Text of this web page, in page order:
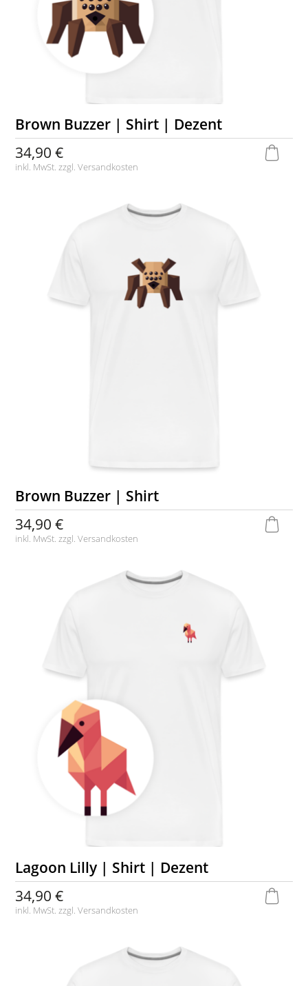
Brown Buzzer | Shirt | Dezent
34,90 €
inkl. MwSt. zzgl.Versandkosten
Brown Buzzer | Shirt
34,90 €
inkl. MwSt. zzgl.Versandkosten
Lagoon Lilly | Shirt | Dezent
34,90 €
inkl. MwSt. zzgl.Versandkosten